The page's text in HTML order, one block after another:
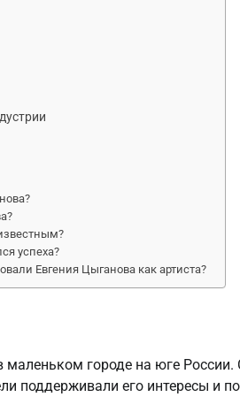
успеха?
Евгения Цыганова как артиста?
городе на юге России.
поддерживали его интересы и